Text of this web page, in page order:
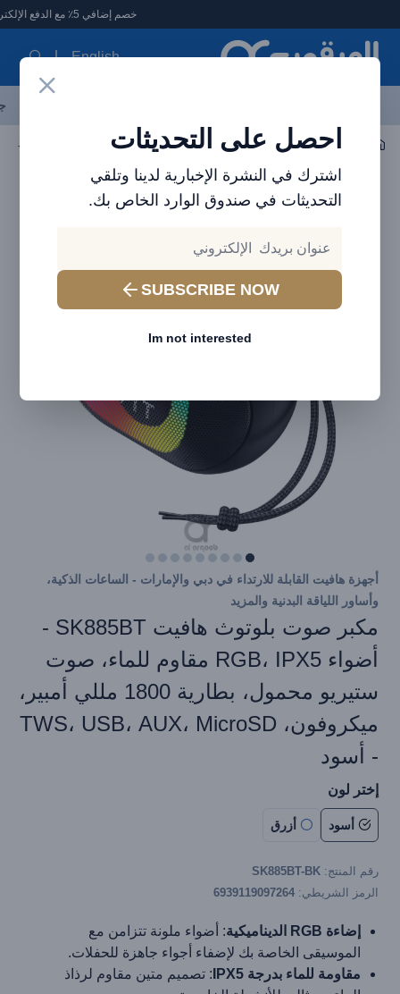
العرقوب - متجر الإلكترونيات في الإمارات
خصم إضافي 5٪ مع الدفع الإلكتروني
English
احصل على التحديثات
اشترك في النشرة الإخبارية لدينا وتلقي
التحديثات في صندوق الوارد الخاص بك.
SUBSCRIBE NOW
Im not interested
صوتي مكبر الصوت
أجهزة هافيت القابلة للارتداء في دبي والإمارات - الساعات الذكية،
وأساور اللياقة البدنية والمزيد
مكبر صوت بلوتوث هافيت SK885BT -
أضواء RGB، IPX5 مقاوم للماء، صوت
ستيريو محمول، بطارية 1800 مللي أمبير،
ميكروفون، TWS، USB، AUX، MicroSD
- أسود
إختر لون
أسود أزرق
رقم المنتج: SK885BT-BK
الرمز الشريطي: 6939119097264
إضاءة RGB الديناميكية
: أضواء ملونة تتزامن مع
الموسيقى الخاصة بك لإضفاء أجواء جاهزة للحفلات.
مقاومة للماء بدرجة IPX5
: تصميم متين مقاوم لرذاذ